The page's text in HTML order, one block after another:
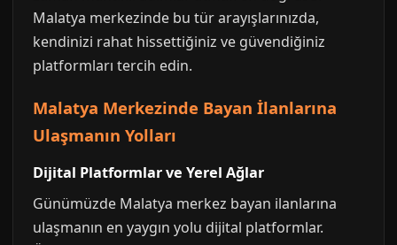
Malatya merkezinde bu tür arayışlarınızda,
kendinizi rahat hissettiğiniz ve güvendiğiniz
platformları tercih edin.
Malatya Merkezinde Bayan İlanlarına
Ulaşmanın Yolları
Dijital Platformlar ve Yerel Ağlar
Günümüzde Malatya merkez bayan ilanlarına
ulaşmanın en yaygın yolu dijital platformlar.